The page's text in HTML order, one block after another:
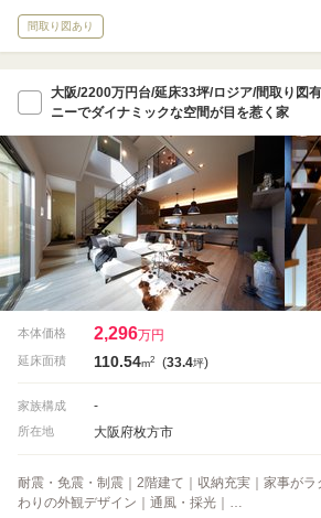
間取り図あり
大阪/2200万円台/延床33坪/ロジア/間取り図
ニーでダイナミックな空間が目を惹く家
本体価格 2,296万円
延床面積 110.54m2 (33.4坪)
家族構成 -
所在地 大阪府枚方市
耐震・免震・制震｜2階建て｜収納充実｜家事が
わりの外観デザイン｜通風・採光｜…